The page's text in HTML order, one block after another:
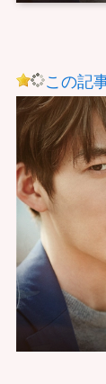
この記